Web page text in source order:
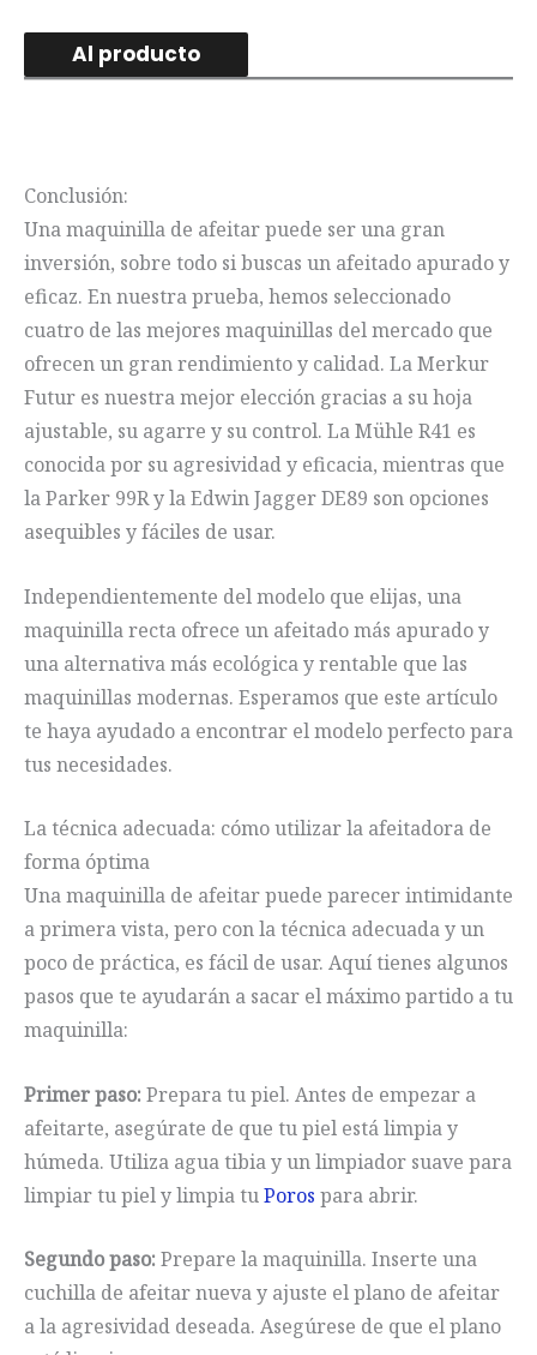
Al producto
Conclusión:
Una maquinilla de afeitar puede ser una gran
inversión, sobre todo si buscas un afeitado apurado y
eficaz. En nuestra prueba, hemos seleccionado
cuatro de las mejores maquinillas del mercado que
ofrecen un gran rendimiento y calidad. La Merkur
Futur es nuestra mejor elección gracias a su hoja
ajustable, su agarre y su control. La Mühle R41 es
conocida por su agresividad y eficacia, mientras que
la Parker 99R y la Edwin Jagger DE89 son opciones
asequibles y fáciles de usar.
Independientemente del modelo que elijas, una
maquinilla recta ofrece un afeitado más apurado y
una alternativa más ecológica y rentable que las
maquinillas modernas. Esperamos que este artículo
te haya ayudado a encontrar el modelo perfecto para
tus necesidades.
La técnica adecuada: cómo utilizar la afeitadora de
forma óptima
Una maquinilla de afeitar puede parecer intimidante
a primera vista, pero con la técnica adecuada y un
poco de práctica, es fácil de usar. Aquí tienes algunos
pasos que te ayudarán a sacar el máximo partido a tu
maquinilla:
Primer paso: Prepara tu piel. Antes de empezar a
afeitarte, asegúrate de que tu piel está limpia y
húmeda. Utiliza agua tibia y un limpiador suave para
limpiar tu piel y limpia tuPoros para abrir.
Segundo paso: Prepare la maquinilla. Inserte una
cuchilla de afeitar nueva y ajuste el plano de afeitar
a la agresividad deseada. Asegúrese de que el plano